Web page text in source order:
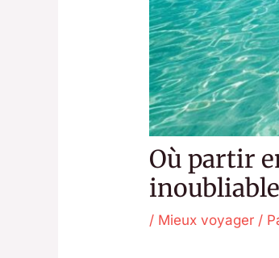
Où partir
/ Mieux voyager /